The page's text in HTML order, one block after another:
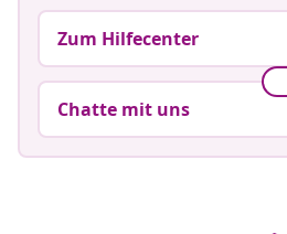
Zum Hilfecenter
Chatte mit uns